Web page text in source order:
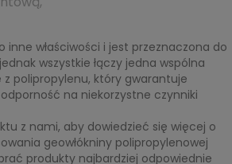
inne właściwości i jest przeznaczona do
wszystkie łączy jedna wspólna
polipropylenu, który gwarantuje
na niekorzystne czynniki
z nami, aby dowiedzieć się więcej o
geowłókniny polipropylenowej
produkty najbardziej odpowiednie